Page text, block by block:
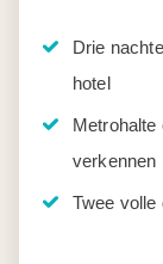
Drie
hotel
verkennen
Twee volle